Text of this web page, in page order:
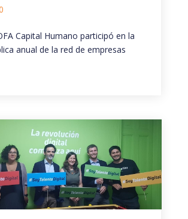
Capital Humano participó en la
anual de la red de empresas